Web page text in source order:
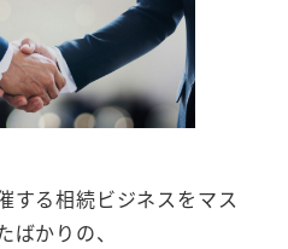
する相続ビジネスをマス
かりの、